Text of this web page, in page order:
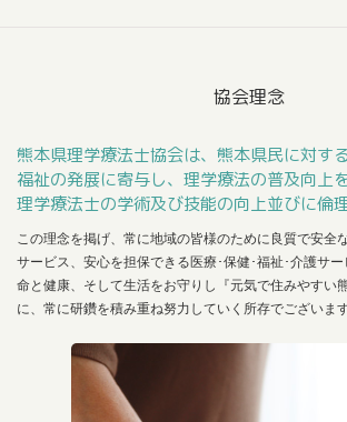
協会理念
熊本県理学療法士協会は、熊本県民に対す
福祉の発展に寄与し、理学療法の普及向上
理学療法士の学術及び技能の向上並びに倫
この理念を掲げ、常に地域の皆様のために良質で安全
サービス、安心を担保できる医療･保健･福祉･介護サ
命と健康、そして生活をお守りし『元気で住みやすい
に、常に研鑽を積み重ね努力していく所存でございます